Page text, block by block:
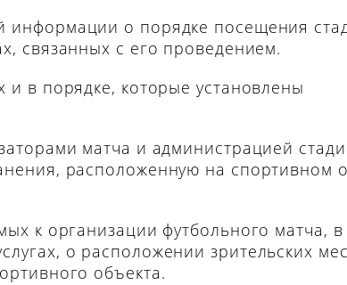
информации о порядке посещения
связанных с его проведением.
в порядке, которые установлены
матча и администрацией
расположенную на спортивном
к организации футбольного матча, в
о расположении зрительских
объекта.